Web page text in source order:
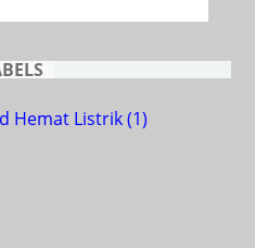
Hemat Listrik(1)